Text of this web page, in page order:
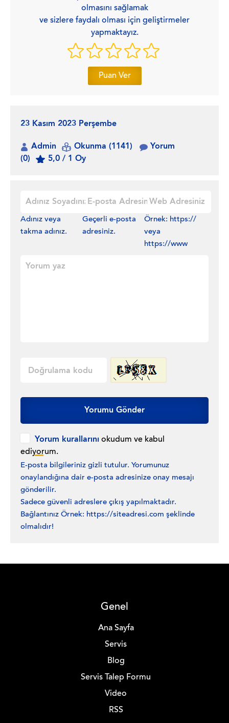
olmasını sağlamak
ve sizlere faydalı olması için geliştirmeler
yapmaktayız.
Puan Ver
23 Kasım 2023 Perşembe
Admin Okunma (1141)
Yorum
(0)
5,0 / 1 Oy
Adınız veya
takma adınız.
Geçerli e-posta
adresiniz.
Örnek: https://
veya
https://www
Yorumu Gönder
Yorum kurallarını okudum ve kabul
ediyorum.
E-posta bilgileriniz gizli tutulur. Yorumunuz
onaylandığına dair e-posta adresinize onay mesajı
gönderilir.
Sadece güvenli adreslere çıkış yapılmaktadır.
Bağlantınız Örnek: https://siteadresi.com şeklinde
olmalıdır!
Genel
Ana Sayfa
Servis
Blog
Servis Talep Formu
Video
RSS